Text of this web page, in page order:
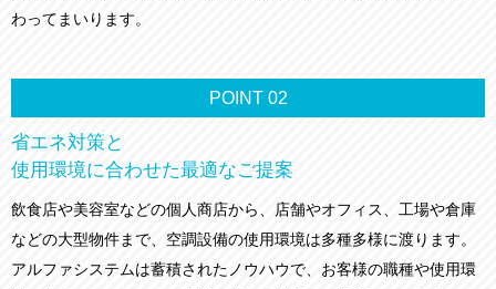
わってまいります。
POINT02
省エネ対策と
使用環境に合わせた最適なご提案
飲食店や美容室などの個人商店から、店舗やオフィス、工場や倉庫
などの大型物件まで、空調設備の使用環境は多種多様に渡ります。
アルファシステムは蓄積されたノウハウで、お客様の職種や使用環